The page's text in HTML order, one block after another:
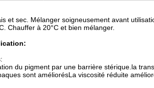
et sec. Mélanger soigneusement avant
Chauffer à 20°C et bien mélanger.
du pigment par une barrière stérique.la
sont améliorésLa viscosité réduite